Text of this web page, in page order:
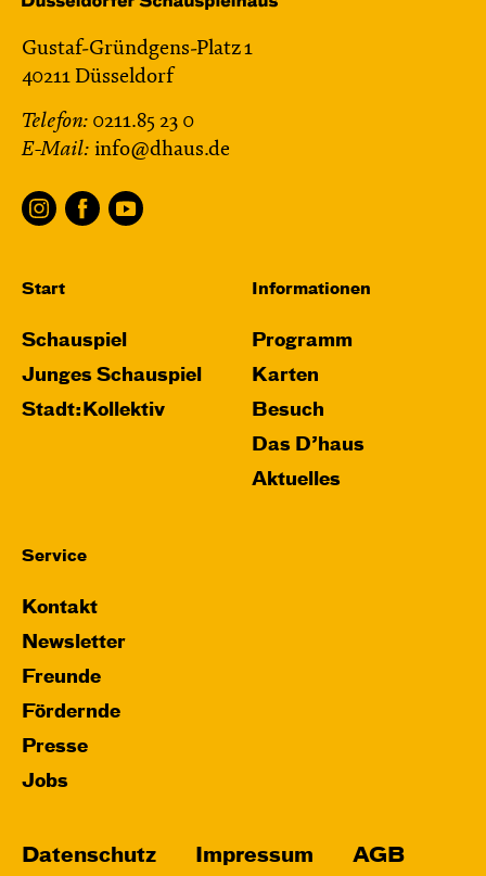
Gustaf-Gründgens-Platz 1
40211 Düsseldorf
Telefon: 0211.85 23 0
E-Mail: info@dhaus.de
Start
Schauspiel
Junges Schauspiel
Stadt:Kollektiv
Informationen
Programm
Karten
Besuch
Das D’haus
Aktuelles
Service
Kontakt
Newsletter
Freunde
Fördernde
Presse
Jobs
Datenschutz Impressum AGB